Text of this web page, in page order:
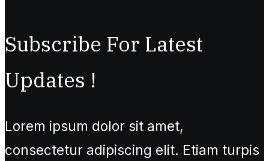
Subscribe For Latest
Updates !
Lorem ipsum dolor sit amet,
consectetur adipiscing elit. Etiam turpis